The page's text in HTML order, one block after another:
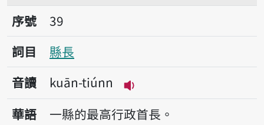
序號39縣長
序號
39
詞目
縣長
音讀
kuān-tiúnn
播放音讀kuān-tiúnn
華語
一縣的最高行政首長。